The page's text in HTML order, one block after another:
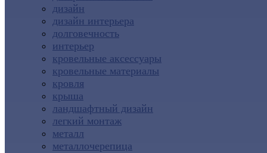
дизайн
дизайн интерьера
долговечность
интерьер
кровельные аксессуары
кровельные материалы
кровля
крыша
ландшафтный дизайн
легкий монтаж
металл
металлочерепица